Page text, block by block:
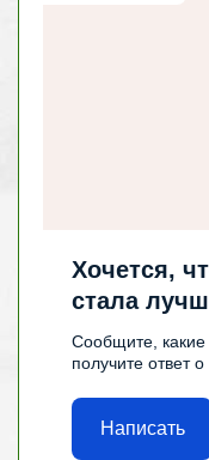
Хочется,
стала
Сообщите,
получите ответ
Написать